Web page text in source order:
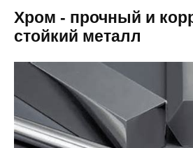
Хром - прочный и
стойкий металл